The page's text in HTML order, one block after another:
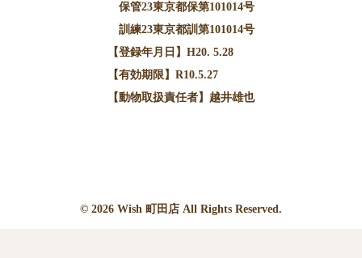
保管23東京都保第101014号
訓練23東京都訓第101014号
【登録年月日】H20. 5.28
【有効期限】R10.5.27
【動物取扱責任者】越井雄也
© 2026 Wish 町田店 All Rights Reserved.